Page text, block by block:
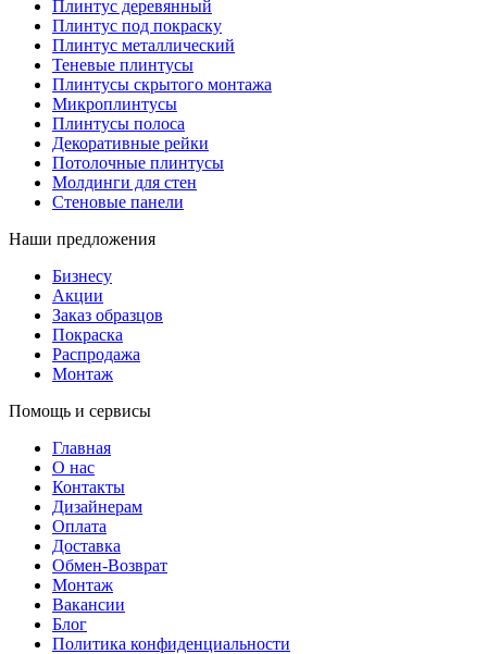
Плинтус деревянный
Плинтус под покраску
Плинтус металлический
Теневые плинтусы
Плинтусы скрытого монтажа
Микроплинтусы
Плинтусы полоса
Декоративные рейки
Потолочные плинтусы
Молдинги для стен
Стеновые панели
Наши предложения
Бизнесу
Акции
Заказ образцов
Покраска
Распродажа
Монтаж
Помощь и сервисы
Главная
О нас
Контакты
Дизайнерам
Оплата
Доставка
Обмен-Возврат
Монтаж
Вакансии
Блог
Политика конфиденциальности